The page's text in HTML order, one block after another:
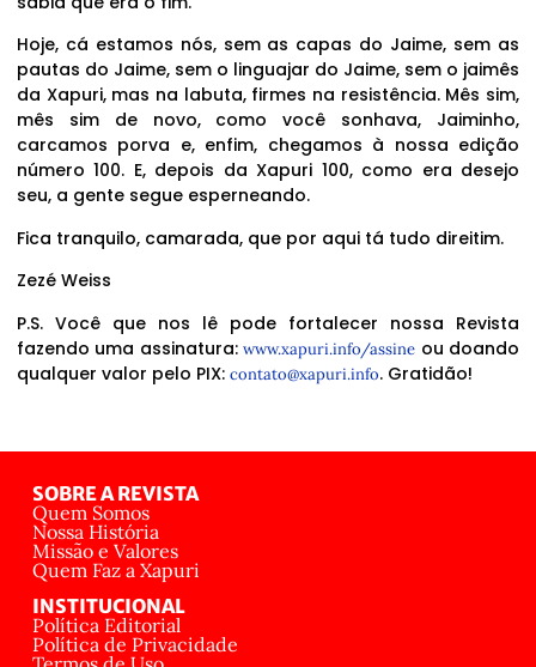
Hoje, cá estamos nós, sem as capas do Jaime, sem as
pautas do Jaime, sem o linguajar do Jaime, sem o jaimês
da Xapuri, mas na labuta, firmes na resistência. Mês sim,
mês sim de novo, como você sonhava, Jaiminho,
carcamos porva e, enfim, chegamos à nossa edição
número 100. E, depois da Xapuri 100, como era desejo
seu, a gente segue esperneando.
Fica tranquilo, camarada, que por aqui tá tudo direitim.
Zezé Weiss
P.S. Você que nos lê pode fortalecer nossa Revista
fazendo uma assinatura:www.xapuri.info/assine ou doando
qualquer valor pelo PIX: contato@xapuri.info. Gratidão!
SOBRE A REVISTA
Quem Somos
Nossa História
Missão e Valores
Quem Faz a Xapuri
INSTITUCIONAL
Política Editorial
Política de Privacidade